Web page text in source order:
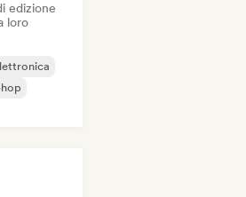
edizione
loro